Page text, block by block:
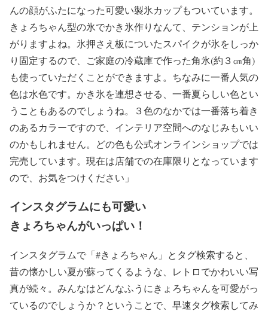
んの顔がふたになった可愛い製氷カップもついています。
きょろちゃん型の氷でかき氷作りなんて、テンションが上
がりますよね。氷押さえ板についたスパイクが氷をしっか
り固定するので、ご家庭の冷蔵庫で作った角氷(約３㎝角)
も使っていただくことができますよ。ちなみに一番人気の
色は水色です。かき氷を連想させる、一番夏らしい色とい
うこともあるのでしょうね。３色のなかでは一番落ち着き
のあるカラーですので、インテリア空間へのなじみもいい
のかもしれません。どの色も公式オンラインショップでは
完売しています。現在は店舗での在庫限りとなっています
ので、お気をつけください」
インスタグラムにも可愛い
きょろちゃんがいっぱい！
インスタグラムで「#きょろちゃん」とタグ検索すると、
昔の懐かしい夏が蘇ってくるような、レトロでかわいい写
真が続々。みんなはどんなふうにきょろちゃんを可愛がっ
ているのでしょうか？ということで、早速タグ検索してみ